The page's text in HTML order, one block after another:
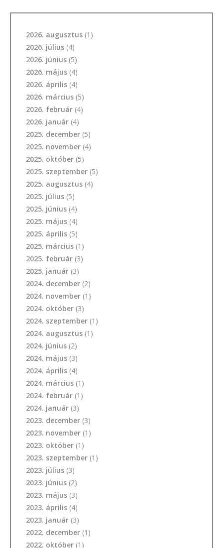
2026. augusztus (1)
2026. július (4)
2026. június (5)
2026. május (4)
2026. április (4)
2026. március (5)
2026. február (4)
2026. január (4)
2025. december (5)
2025. november (4)
2025. október (5)
2025. szeptember (5)
2025. augusztus (4)
2025. július (5)
2025. június (4)
2025. május (4)
2025. április (5)
2025. március (1)
2025. február (3)
2025. január (3)
2024. december (2)
2024. november (1)
2024. október (3)
2024. szeptember (1)
2024. augusztus (1)
2024. június (2)
2024. május (3)
2024. április (4)
2024. március (1)
2024. február (1)
2024. január (3)
2023. december (3)
2023. november (1)
2023. október (1)
2023. szeptember (1)
2023. július (3)
2023. június (2)
2023. május (3)
2023. április (4)
2023. január (3)
2022. december (1)
2022. október (1)